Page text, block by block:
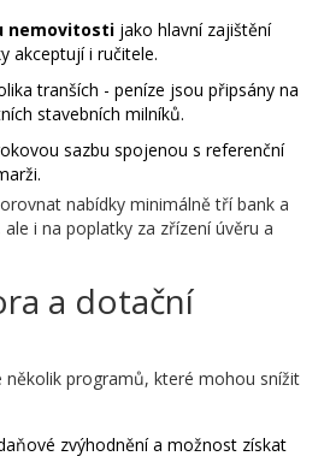
nemovitosti jako hlavní zajištění
akceptují i ručitele.
tranších - peníze jsou připsány na
stavebních milníků.
sazbu spojenou s referenční
nabídky minimálně tří bank a
i na poplatky za zřízení úvěru a
a dotační
několik programů, které mohou snížit
zvýhodnění a možnost získat